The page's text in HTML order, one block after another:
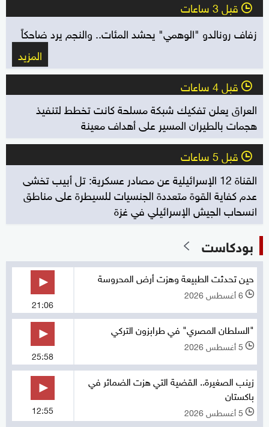
l قبل 3 ساعات
زفاف رونالدو "الوهمي" يحشد المئات.. والنجم يرد ضاحكاً
المزيد
l قبل 4 ساعات
العراق يعلن تفكيك شبكة مسلحة كانت تخطط لتنفيذ
هجمات بالطيران المسير على أهداف معينة
l قبل 5 ساعات
القناة 12 الإسرائيلية عن مصادر عسكرية: تل أبيب تخشى
عدم كفاية القوة متعددة الجنسيات للسيطرة على مناطق
انسحاب الجيش الإسرائيلي في غزة
بودكاست
حين تحدثت الطبيعة وهزت أرض المحروسة
l 6 أغسطس 2026
21:06
"السلطان المصري" في طرابزون التركي
l 5 أغسطس 2026
25:58
زينب الصغيرة.. القضية التي هزت الضمائر في
باكستان
l 5 أغسطس 2026 12:55